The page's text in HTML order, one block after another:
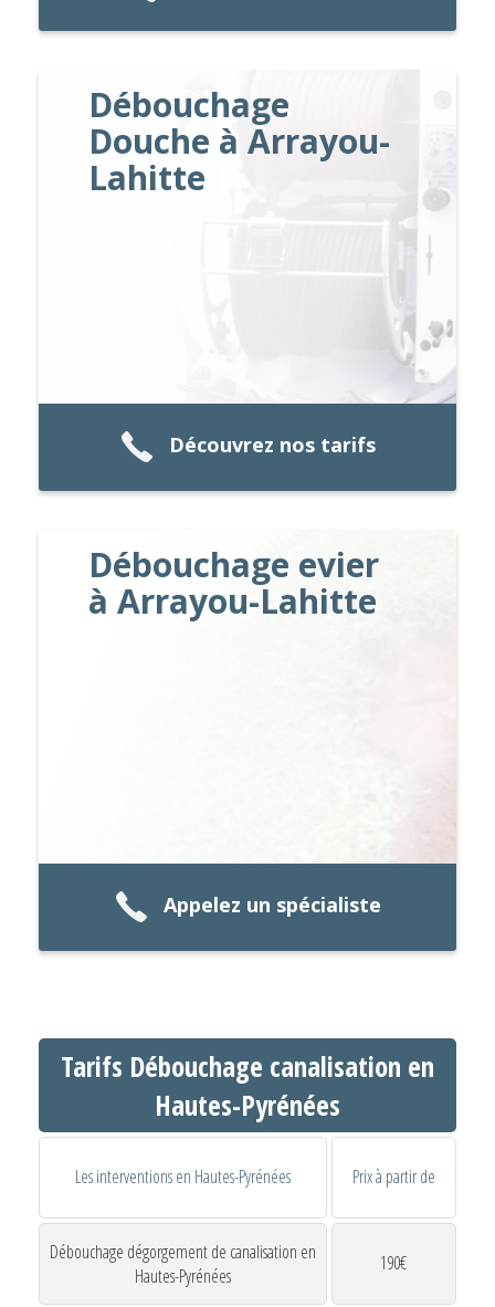
Débouchage
Douche à Arrayou-
Lahitte
Découvrez nos tarifs
Débouchage evier
à Arrayou-Lahitte
Appelez un spécialiste
Tarifs Débouchage canalisation en
Hautes-Pyrénées
Les interventions en Hautes-Pyrénées Prix à partir de
Débouchage dégorgement de canalisation en
Hautes-Pyrénées
190€